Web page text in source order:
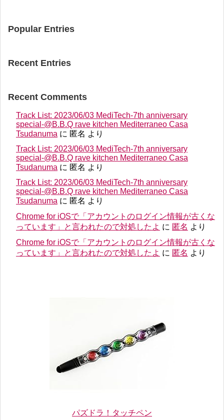
Popular Entries
Recent Entries
Recent Comments
Track List: 2023/06/03 MediTech-7th anniversary
special-@B.B.Q rave kitchen Mediterraneo Casa
Tsudanuma に 匿名 より
Track List: 2023/06/03 MediTech-7th anniversary
special-@B.B.Q rave kitchen Mediterraneo Casa
Tsudanuma に 匿名 より
Track List: 2023/06/03 MediTech-7th anniversary
special-@B.B.Q rave kitchen Mediterraneo Casa
Tsudanuma に 匿名 より
Chrome for iOSで「アカウントのログイン情報が古くな
っています」と言われたので対処したよ に 匿名 より
Chrome for iOSで「アカウントのログイン情報が古くな
っています」と言われたので対処したよ に 匿名 より
パズドラ！タッチペン